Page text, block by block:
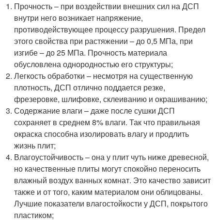
Прочность – при воздействии внешних сил на ДСП
внутри него возникает напряжение,
противодействующее процессу разрушения. Предел
этого свойства при растяжении – до 0,5 МПа, при
изгибе – до 25 МПа. Прочность материала
обусловлена однородностью его структуры;
Легкость обработки – несмотря на существенную
плотность, ДСП отлично поддается резке,
фрезеровке, шлифовке, склеиванию и окрашиванию;
Содержание влаги – даже после сушки ДСП
сохраняет в среднем 8% влаги. Так что правильная
окраска способна изолировать влагу и продлить
жизнь плит;
Влагоустойчивость – она у плит чуть ниже древесной,
но качественные плиты могут спокойно переносить
влажный воздух ванных комнат. Это качество зависит
также и от того, каким материалом они облицованы.
Лучшие показатели влагостойкости у ДСП, покрытого
пластиком;